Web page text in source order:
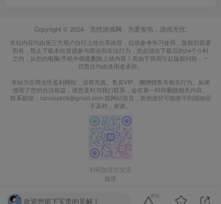
Copyright © 2024 · 无忧游戏网 · 为爱发电，游戏无忧.
本站内容均由第三方用户自行上传分享推荐，仅供参考学习使用，版权归原著
所有，禁止下载本站资源参与商业和非法行为，您必须在下载后的24个小时
之内，从您的电脑/手机中彻底删除上述内容！若由于商用引起版权纠纷，一
切责任均由使用者承担。
本站为非商业性盈利网站，没有充值、售卖VIP、捆绑销售等相关行为。如果
侵害了您的合法权益，请您及时与我们联系，会在第一时间删除相关内容。
联系邮箱：carolsy606@gmail.com 或网站留言，其他途径可能收不到或响应
不及时，谢谢。
扫码加官方交流
频道
欢迎您留下宝贵的见解！
评分